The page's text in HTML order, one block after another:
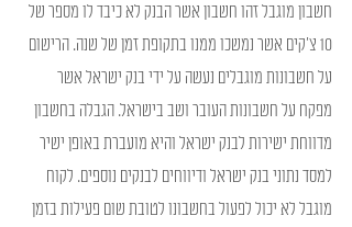
חשבון מוגבל זהו חשבון אשר הבנק לא כיבד לו מספר של
10 צ'קים אשר נמשכו ממנו בתקופת זמן של שנה. הרישום
על חשבונות מוגבלים נעשה על ידי בנק ישראל אשר
מפקח על חשבונות העובר ושב בישראל. הגבלה בחשבון
מדווחת ישירות לבנק ישראל והיא מועברת באופן ישיר
למסד נתוני בנק ישראל ודיווחים לבנקים נוספים. לקוח
מוגבל לא יכול לפעול בחשבונו לטובת שום פעילות בזמן